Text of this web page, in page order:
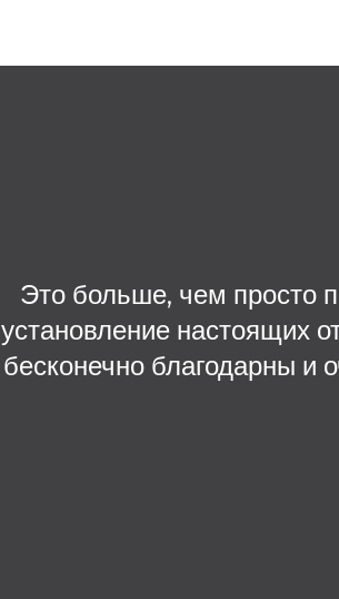
Это больше, чем просто
установление настоящих
бесконечно благодарны и